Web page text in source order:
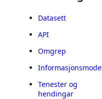
Datasett
API
Omgrep
Tenester og
hendingar